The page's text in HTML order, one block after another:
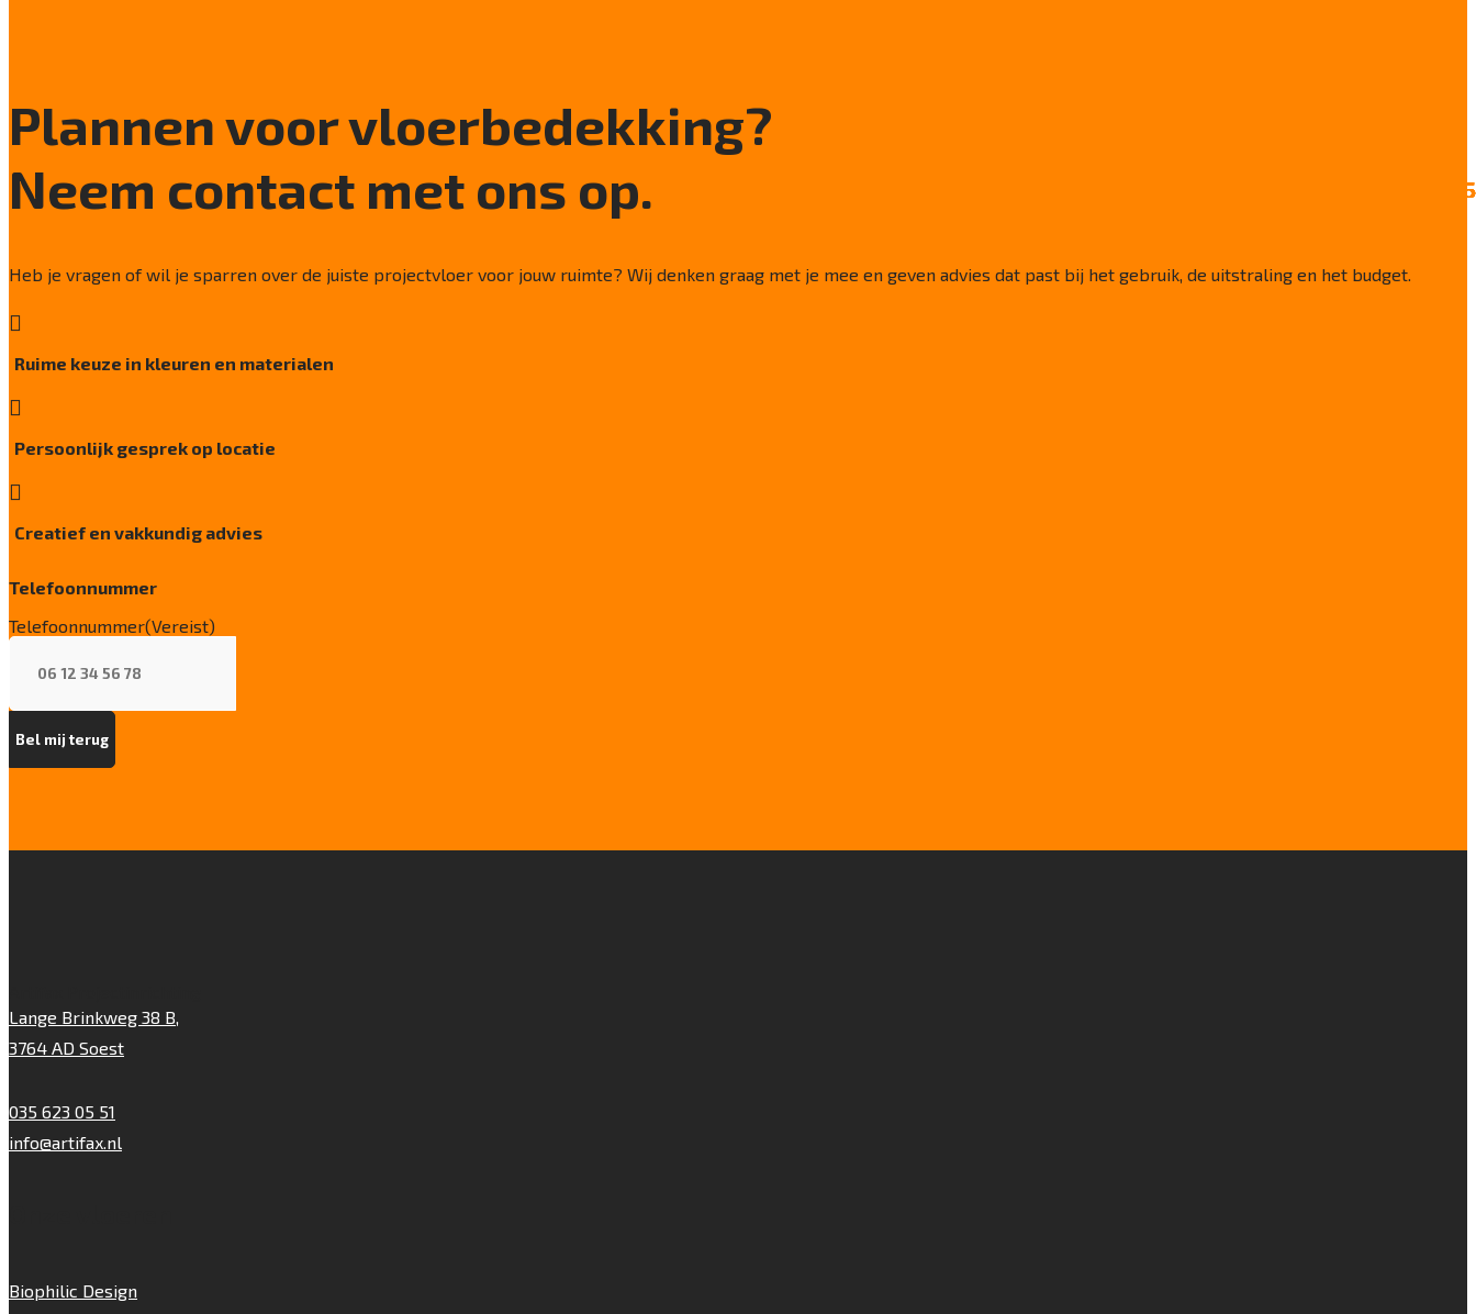
Plannen voor vloerbedekking?
Neem contact met ons op.
Heb je vragen of wil je sparren over de juiste projectvloer voor jouw ruimte? Wij denken graag met je mee en geven advies dat past bij het gebruik, de uitstraling en het budget.

Ruime keuze in kleuren en materialen

Persoonlijk gesprek op locatie

Creatief en vakkundig advies
Telefoonnummer
Telefoonnummer(Vereist)
Lange Brinkweg 38 B,
3764 AD Soest
035 623 05 51
info@artifax.nl
Biophilic Design